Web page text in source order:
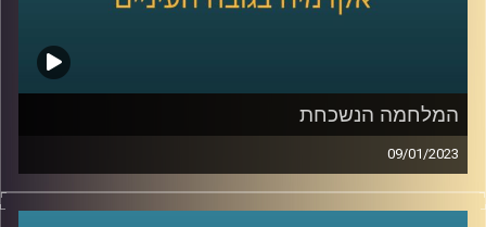
המלחמה הנשכחת
09/01/2023
בסוף המאה ה20 ותחילתה של המאה ה21 ניהל המערב מלחמה
כנגד אויב חדש, ארגוני הטרור האסלאמיסטים. שיאה של